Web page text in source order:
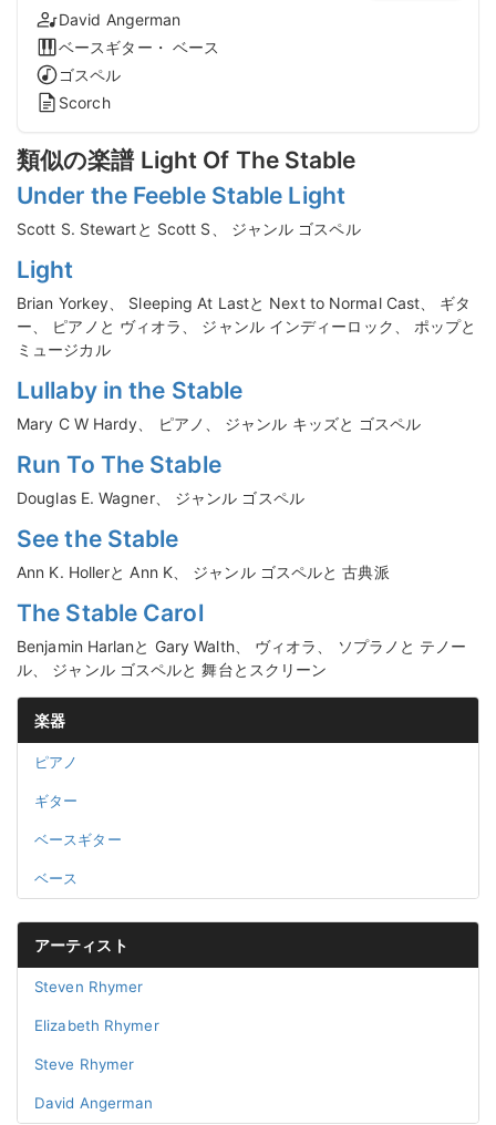
David Angerman
ベースギター・ ベース
ゴスペル
Scorch
類似の楽譜 Light Of The Stable
Under the Feeble Stable Light
Scott S. Stewartと Scott S、 ジャンル ゴスペル
Light
Brian Yorkey、 Sleeping At Lastと Next to Normal Cast、 ギタ
ー、 ピアノと ヴィオラ、 ジャンル インディーロック、 ポップと
ミュージカル
Lullaby in the Stable
Mary C W Hardy、 ピアノ、 ジャンル キッズと ゴスペル
Run To The Stable
Douglas E. Wagner、 ジャンル ゴスペル
See the Stable
Ann K. Hollerと Ann K、 ジャンル ゴスペルと 古典派
The Stable Carol
Benjamin Harlanと Gary Walth、 ヴィオラ、 ソプラノと テノー
ル、 ジャンル ゴスペルと 舞台とスクリーン
楽器
ピアノ
ギター
ベースギター
ベース
アーティスト
Steven Rhymer
Elizabeth Rhymer
Steve Rhymer
David Angerman